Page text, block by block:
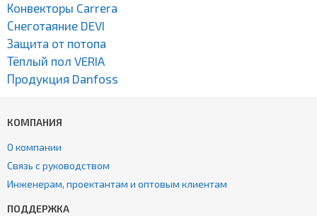
Конвекторы Carrera
Снеготаяние DEVI
Защита от потопа
Тёплый пол VERIA
Продукция Danfoss
КОМПАНИЯ
О компании
Связь с руководством
Инженерам, проектантам и оптовым клиентам
ПОДДЕРЖКА